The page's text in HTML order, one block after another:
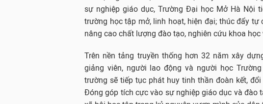
sự nghiệp giáo dục, Trường Đại học Mở Hà Nội
trường học tập mở, linh hoạt, hiện đại; thúc đẩy
nâng cao chất lượng đào tạo, nghiên cứu khoa
Trên nền tảng truyền thống hơn 32 năm xây
giảng viên, người lao động và người học
trường sẽ tiếp tục phát huy tinh thần đoàn kết,
Đóng góp tích cực vào sự nghiệp giáo dục và đào